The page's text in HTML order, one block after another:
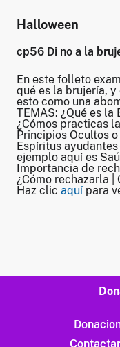
Halloween
cp56 Di no a la
En este folleto
qué es la brujería, y
esto como una
TEMAS: ¿Qué es la
¿Cómos practicas
Principios Ocultos o
Espíritus ayudantes
ejemplo aquí es
Importancia de
¿Cómo rechazarla |
Haz clic aquí para